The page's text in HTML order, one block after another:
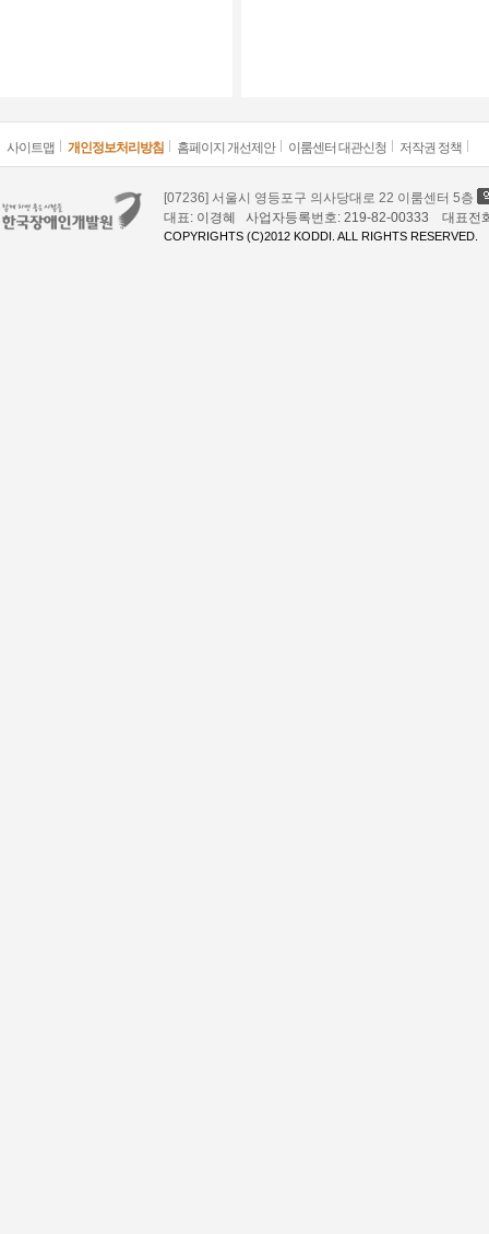
사이트맵 개인정보처리방침 홈페이지 개선제안 이룸센터 대관신청 저작권 정책
[07236] 서울시 영등포구 의사당대로 22 이룸센터 5층
대표: 이경혜 사업자등록번호: 219-82-00333 대표
COPYRIGHTS (C)2012 KODDI. ALL RIGHTS RESERVED.